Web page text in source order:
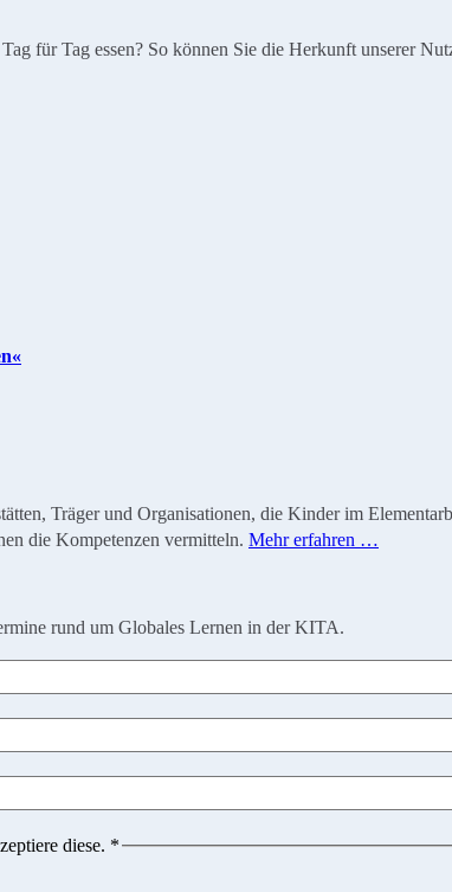
für Tag essen? So können Sie die Herkunft unserer
Träger und Organisationen, die Kinder im
die Kompetenzen vermitteln. Mehr erfahren …
rund um Globales Lernen in der KITA.
diese. *